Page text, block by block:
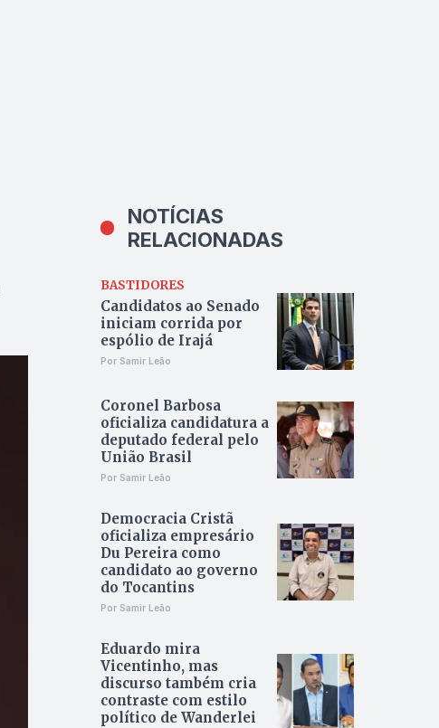
NOTÍCIAS
RELACIONADAS
BASTIDORES
Candidatos ao Senado
iniciam corrida por
espólio de Irajá
Por Samir Leão
Coronel Barbosa
oficializa candidatura a
deputado federal pelo
União Brasil
Por Samir Leão
Democracia Cristã
oficializa empresário
Du Pereira como
candidato ao governo
do Tocantins
Por Samir Leão
Eduardo mira
Vicentinho, mas
discurso também cria
contraste com estilo
político de Wanderlei